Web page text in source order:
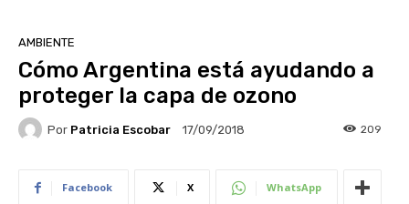
AMBIENTE
Cómo Argentina está ayudando a
proteger la capa de ozono
Por Patricia Escobar 17/09/2018 209
Facebook X WhatsApp